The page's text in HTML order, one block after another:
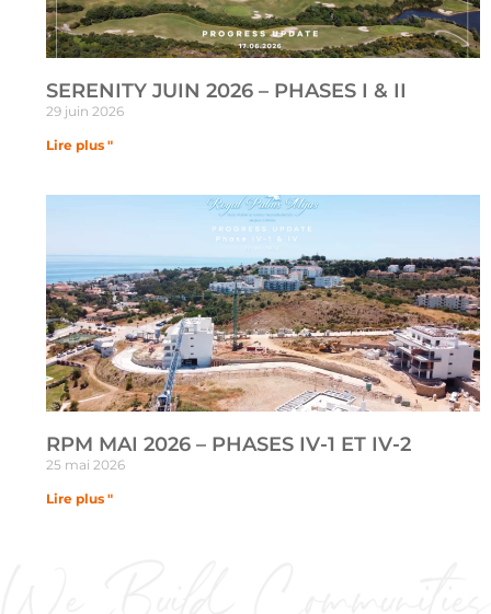
SERENITY JUIN 2026 – PHASES I & II
29 juin 2026
Lire plus "
RPM MAI 2026 – PHASES IV-1 ET IV-2
25 mai 2026
Lire plus "